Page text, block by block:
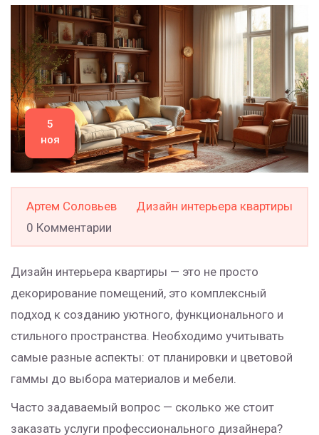
5
ноя
Артем Соловьев
Дизайн интерьера квартиры
0 Комментарии
Дизайн интерьера квартиры — это не просто
декорирование помещений, это комплексный
подход к созданию уютного, функционального и
стильного пространства. Необходимо учитывать
самые разные аспекты: от планировки и цветовой
гаммы до выбора материалов и мебели.
Часто задаваемый вопрос — сколько же стоит
заказать услуги профессионального дизайнера?